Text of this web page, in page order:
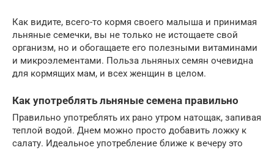
Как видите, всего-то кормя своего малыша и принимая
льняные семечки, вы не только не истощаете свой
организм, но и обогащаете его полезными витаминами
и микроэлементами. Польза льняных семян очевидна
для кормящих мам, и всех женщин в целом.
Как употреблять льняные семена правильно
Правильно употреблять их рано утром натощак, запивая
теплой водой. Днем можно просто добавить ложку к
салату. Идеальное употребление ближе к вечеру это